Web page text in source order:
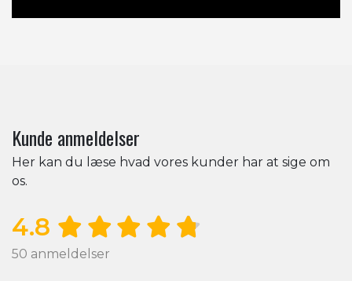
Kunde anmeldelser
Her kan du læse hvad vores kunder har at sige om
os.
4.8
50 anmeldelser